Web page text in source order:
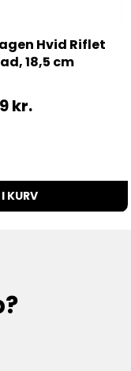
Hvid Riflet
18,5 cm
kr.
KURV